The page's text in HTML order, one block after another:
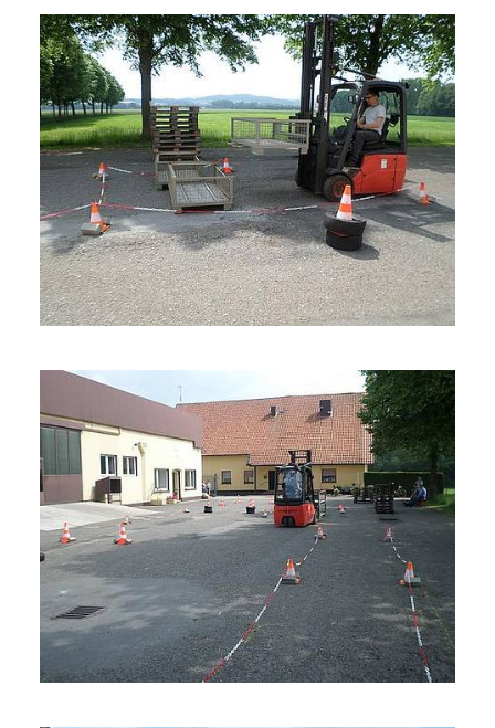
Powered byUsercentrics Consent Management
Platform